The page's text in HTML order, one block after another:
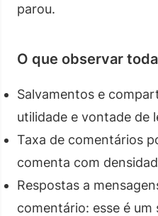
parou.
O que observar
Salvamentos e
utilidade e vontade de
Taxa de comentários
comenta com
Respostas a
comentário: esse é